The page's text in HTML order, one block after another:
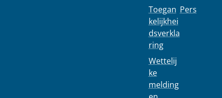
Toegan
kelijkhei
dsverkla
ring
Wettelij
ke
melding
Pers